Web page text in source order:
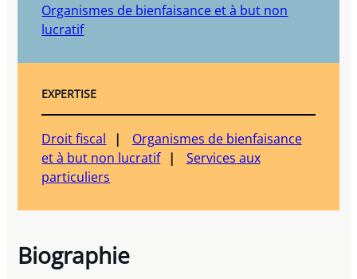
Organismes de bienfaisance et à but non
lucratif
EXPERTISE
Droit fiscal
Organismes de bienfaisance
et à but non lucratif
Services aux
particuliers
Biographie